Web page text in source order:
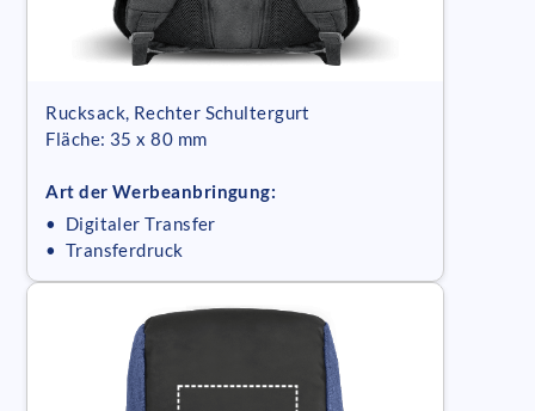
Rucksack, Rechter Schultergurt
Fläche: 35 x 80 mm
Art der Werbeanbringung:
• Digitaler Transfer
• Transferdruck